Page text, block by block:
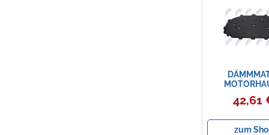
MIT
FÜR AUDI
42,61
zum